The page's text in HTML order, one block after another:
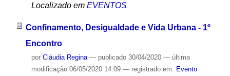
Localizado em EVENTOS
Confinamento, Desigualdade e Vida Urbana - 1º
Encontro
por Cláudia Regina — publicado30/04/2020 — última
modificação06/05/2020 14:09 — registrado em: Evento